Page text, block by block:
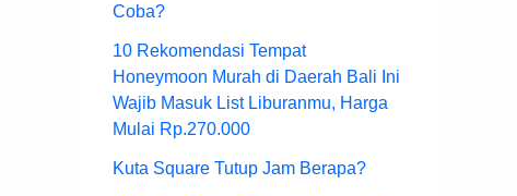
Coba?
10 Rekomendasi Tempat
Honeymoon Murah di Daerah Bali Ini
Wajib Masuk List Liburanmu, Harga
Mulai Rp.270.000
Kuta Square Tutup Jam Berapa?